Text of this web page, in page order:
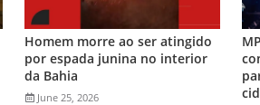
Homem morre ao ser atingido
por espada junina no interior
da Bahia
June 25, 2026